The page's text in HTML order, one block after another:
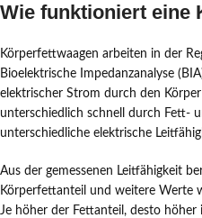
Wie funktioniert eine
Körperfettwaagen arbeiten in der
Bioelektrische Impedanzanalyse
elektrischer Strom durch den
unterschiedlich schnell durch Fett-
unterschiedliche elektrische
Aus der gemessenen Leitfähigkeit
Körperfettanteil und weitere Werte
Je höher der Fettanteil, desto